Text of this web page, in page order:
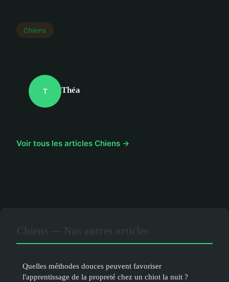
Chiens
T Théa
Voir tous les articles Chiens →
Quelles méthodes douces peuvent favoriser
l'apprentissage de la propreté chez un chiot la nuit ?